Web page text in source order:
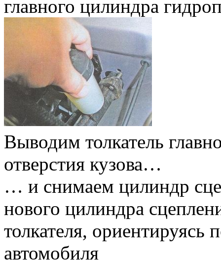
главного цилиндра
Выводим толкатель
отверстия кузова…
… и снимаем цилиндр
нового цилиндра
толкателя, ориентируясь
автомобиля